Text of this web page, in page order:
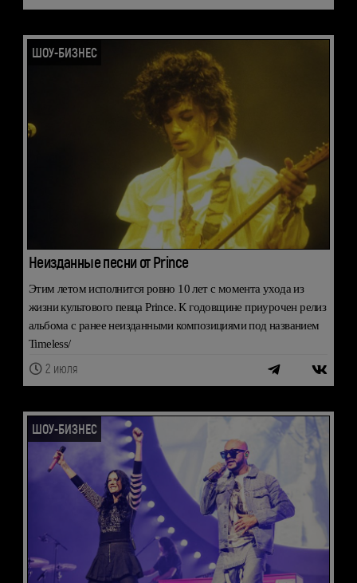
ШОУ-БИЗНЕС
Неизданные песни от Prince
Этим летом исполнится ровно 10 лет с момента ухода из
жизни культового певца Prince. К годовщине приурочен релиз
альбома с ранее неизданными композициями под названием
Timeless/
2 июля
ШОУ-БИЗНЕС